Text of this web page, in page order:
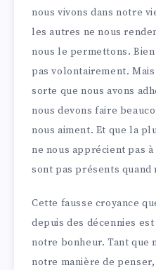
nous vivons dans notre
les autres ne nous
nous le permettons.
pas volontairement.
sorte que nous avons
nous devons faire
nous aiment. Et que la
ne nous apprécient pas
sont pas présents quand
Cette fausse croyance
depuis des décennies
notre bonheur. Tant que
notre manière de